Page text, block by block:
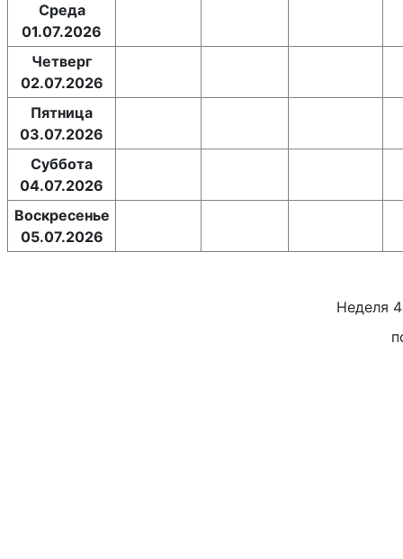
Среда
01.07.2026
Четверг
02.07.2026
Пятница
03.07.2026
Суббота
04.07.2026
Воскресенье
05.07.2026
Неделя